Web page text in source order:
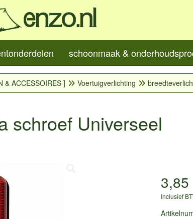
schoonmaak &
& ACCESSOIRES ] Voertuigverlichting
schroef Universeel
3,85
Inclusief